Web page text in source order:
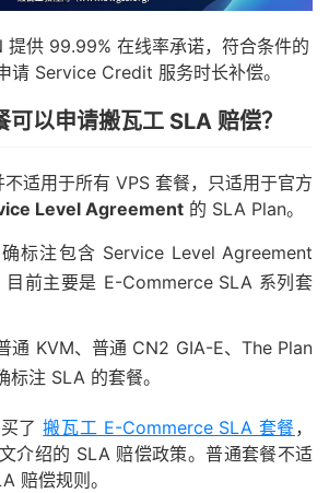
提供 99.99% 在线率承诺，符合条件的
请 Service Credit 服务时长补偿。
可以申请搬瓦工 SLA 赔偿？
适用于所有 VPS 套餐，只适用于官方
Level Agreement 的 SLA Plan。
标注包含 Service Level Agreement
目前主要是 E-Commerce SLA 系列套
通 KVM、普通 CN2 GIA-E、The Plan
标注 SLA 的套餐。
买了搬瓦工 E-Commerce SLA 套餐，
介绍的 SLA 赔偿政策。普通套餐不适
赔偿规则。